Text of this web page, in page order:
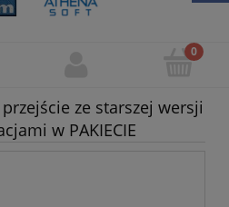
ze starszej wersji
w PAKIECIE